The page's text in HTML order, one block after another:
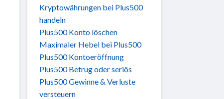
Kryptowährungen bei Plus500
handeln
Plus500 Konto löschen
Maximaler Hebel bei Plus500
Plus500 Kontoeröffnung
Plus500 Betrug oder seriös
Plus500 Gewinne & Verluste
versteuern